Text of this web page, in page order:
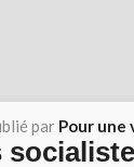
par Pour une